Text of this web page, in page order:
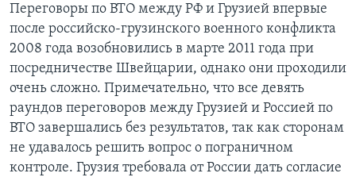
Переговоры по ВТО между РФ и Грузией впервые
после российско-грузинского военного конфликта
2008 года возобновились в марте 2011 года при
посредничестве Швейцарии, однако они проходили
очень сложно. Примечательно, что все девять
раундов переговоров между Грузией и Россией по
ВТО завершались без результатов, так как сторонам
не удавалось решить вопрос о пограничном
контроле. Грузия требовала от России дать согласие